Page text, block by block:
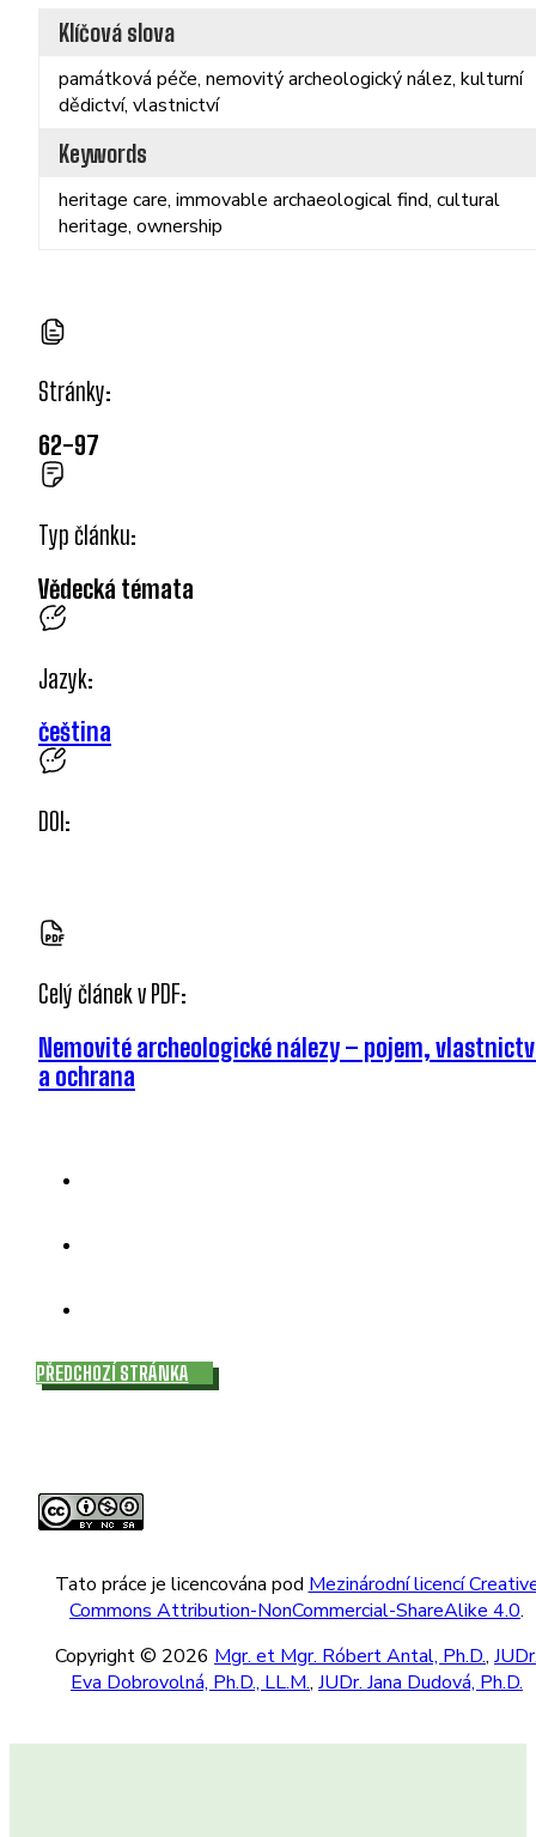
Klíčová slova
památková péče, nemovitý archeologický nález, kulturní
dědictví, vlastnictví
Keywords
heritage care, immovable archaeological find, cultural
heritage, ownership
Stránky:
62-97
Typ článku:
Vědecká témata
Jazyk:
čeština
DOI:
Celý článek v PDF:
Nemovité archeologické nálezy – pojem,
a ochrana
PŘEDCHOZÍ STRÁNKA
Tato práce je licencována pod Mezinárodní licencí
Commons Attribution-NonCommercial-ShareAlike 4.0.
Copyright © 2026 Mgr. et Mgr. Róbert Antal, Ph.D.,
Eva Dobrovolná, Ph.D., LL.M., JUDr. Jana Dudová, Ph.D.